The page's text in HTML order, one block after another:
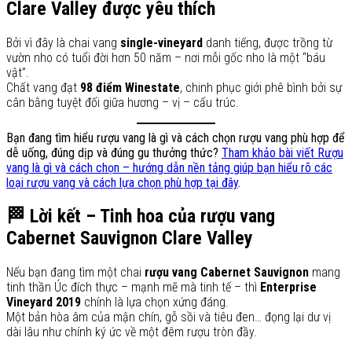
Clare Valley được yêu thích
Bởi vì đây là chai vang single-vineyard danh tiếng, được trồng từ
vườn nho có tuổi đời hơn 50 năm – nơi mỗi gốc nho là một “báu
vật”.
Chất vang đạt 98 điểm Winestate, chinh phục giới phê bình bởi sự
cân bằng tuyệt đối giữa hương – vị – cấu trúc.
Bạn đang tìm hiểu rượu vang là gì và cách chọn rượu vang phù hợp để
dễ uống, đúng dịp và đúng gu thưởng thức? Tham khảo bài viết Rượu
vang là gì và cách chọn – hướng dẫn nền tảng giúp bạn hiểu rõ các
loại rượu vang và cách lựa chọn phù hợp tại đây.
🏁 Lời kết – Tinh hoa của rượu vang
Cabernet Sauvignon Clare Valley
Nếu bạn đang tìm một chai rượu vang Cabernet Sauvignon mang
tinh thần Úc đích thực – mạnh mẽ mà tinh tế – thì Enterprise
Vineyard 2019 chính là lựa chọn xứng đáng.
Một bản hòa âm của mận chín, gỗ sồi và tiêu đen… đọng lại dư vị
dài lâu như chính ký ức về một đêm rượu tròn đầy.